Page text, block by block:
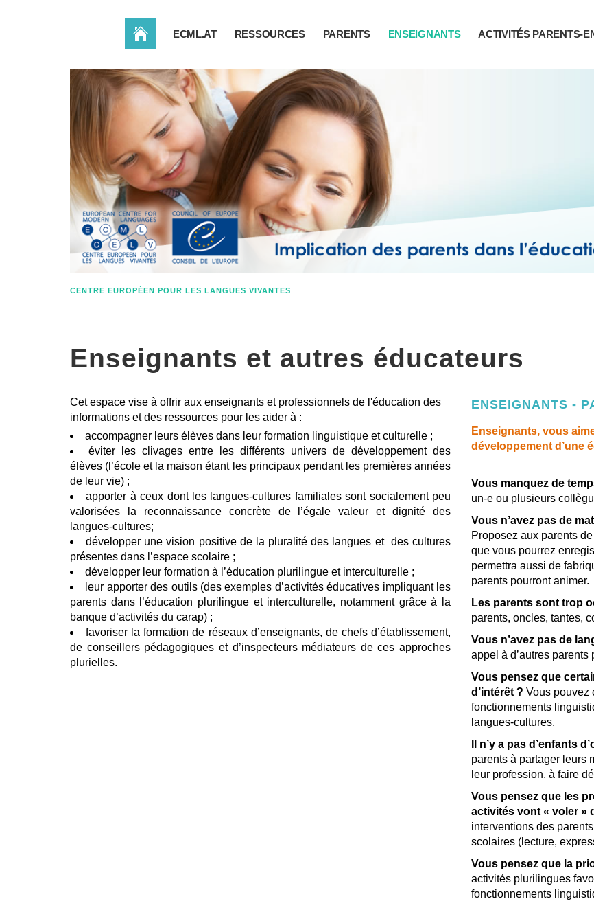
HOME FR ECML.AT RESSOURCES PARENTS ENSEIGNANTS ACTIVITÉS PARENTS-
CENTRE EUROPÉEN POUR LES LANGUES VIVANTES
Enseignants et autres éducateurs
Cet espace vise à offrir aux enseignants et professionnels de l'éducation des
informations et des ressources pour les aider à :
accompagner leurs élèves dans leur formation linguistique et culturelle ;
éviter les clivages entre les différents univers de développement des
élèves (l’école et la maison étant les principaux pendant les premières années
de leur vie) ;
apporter à ceux dont les langues-cultures familiales sont socialement peu
valorisées la reconnaissance concrète de l’égale valeur et dignité des
langues-cultures;
développer une vision positive de la pluralité des langues et des cultures
présentes dans l’espace scolaire ;
développer leur formation à l’éducation plurilingue et interculturelle ;
leur apporter des outils (des exemples d’activités éducatives impliquant les
parents dans l’éducation plurilingue et interculturelle, notamment grâce à la
banque d’activités du carap) ;
favoriser la formation de réseaux d’enseignants, de chefs d’établissement,
de conseillers pédagogiques et d’inspecteurs médiateurs de ces approches
plurielles.
ENSEIGNANTS -
Enseignants, vous
développement d’une
Vous manquez de
un-e ou plusieurs
Vous n’avez pas de
Proposez aux parents
que vous pourrez
permettra aussi de
parents pourront animer.
Les parents sont trop
parents, oncles, tantes,
Vous n’avez pas de
appel à d’autres
Vous pensez que
d’intérêt ? Vous pouvez
fonctionnements
langues-cultures.
Il n’y a pas d’enfants
parents à partager leurs
leur profession, à faire
Vous pensez que les
activités vont « voler »
interventions des
scolaires (lecture,
Vous pensez que la
activités plurilingues
fonctionnements